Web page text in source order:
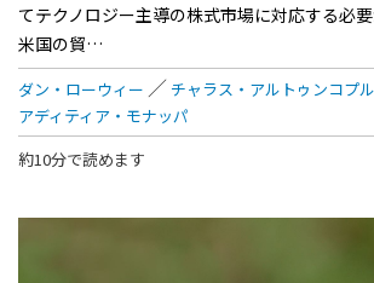
てテクノロジー主導の株式市場に対応する必
米国の貿…
ダン・ローウィー
チャラス・アルトゥンコプル
アディティア・モナッパ
約10分で読めます